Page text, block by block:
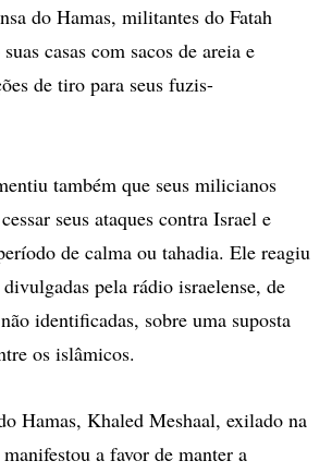
do Hamas, militantes do Fatah
casas com sacos de areia e
de tiro para seus fuzis-
também que seus milicianos
seus ataques contra Israel e
de calma ou tahadia. Ele reagiu
pela rádio israelense, de
identificadas, sobre uma suposta
os islâmicos.
Hamas, Khaled Meshaal, exilado na
a favor de manter a